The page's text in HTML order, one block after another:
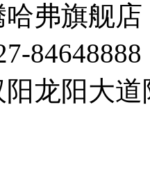
弗旗舰店
84648888
龙阳大